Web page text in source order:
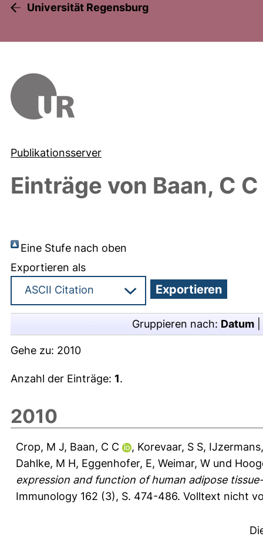
Universität Regensburg
Publikationsserver
Einträge von Baan, C C
Eine Stufe nach oben
Exportieren als
Gruppieren nach: Datum
Gehe zu: 2010
Anzahl der Einträge: 1.
2010
Crop, M J, Baan, C C , Korevaar, S S,
Dahlke, M H, Eggenhofer, E, Weimar, W und
expression and function of human adipose
Immunology 162 (3), S. 474-486. Volltext nicht